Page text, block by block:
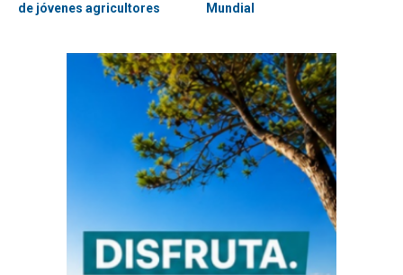
de jóvenes agricultores
Mundial